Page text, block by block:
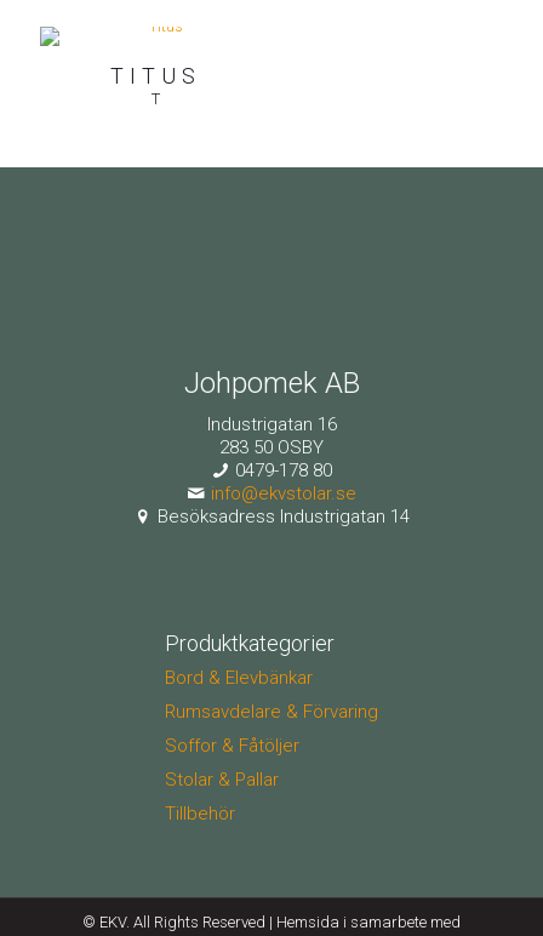
TITUS
T
Johpomek AB
Industrigatan 16
283 50 OSBY
0479-178 80
info@ekvstolar.se
Besöksadress Industrigatan 14
Produktkategorier
Bord & Elevbänkar
Rumsavdelare & Förvaring
Soffor & Fåtöljer
Stolar & Pallar
Tillbehör
© EKV. All Rights Reserved | Hemsida i samarbete med